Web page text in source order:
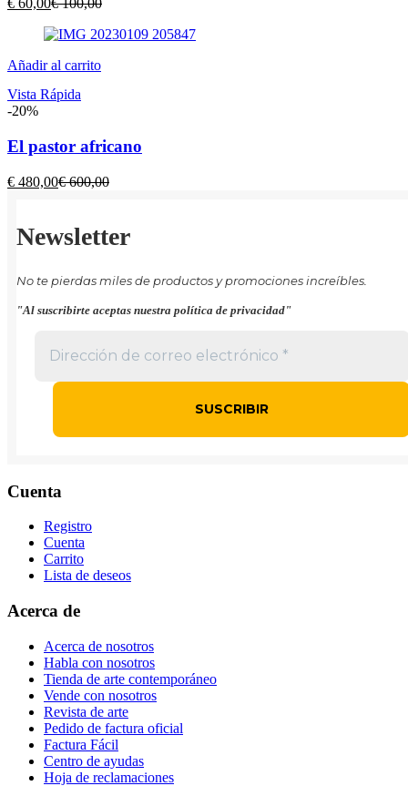
€ 60,00
actual
€ 60,00.
€100,00
original
Añadir al carrito
Vista Rápida
-20%
El pastor africano
€ 480,00El
es:
€ 480,00.
€600,00El
era:
€ 600,00.
Newsletter
No te pierdas miles de productos y promociones increíbles.
"Al suscribirte aceptas nuestra política de privacidad"
Cuenta
Registro
Cuenta
Carrito
Lista de deseos
Acerca de
Acerca de nosotros
Habla con nosotros
Tienda de arte contemporáneo
Vende con nosotros
Revista de arte
Pedido de factura oficial
Factura Fácil
Centro de ayudas
Hoja de reclamaciones